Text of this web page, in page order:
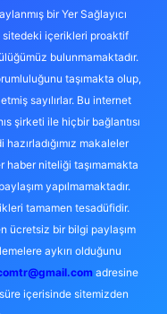
bir Yer Sağlayıcı
sitedeki içerikleri proaktif
bulunmamaktadır.
taşımakta olup,
sayılırlar. Bu internet
şirketi ile hiçbir bağlantısı
makaleler
haber niteliği taşımamakta
yapılmamaktadır.
tamamen tesadüfidir.
ücretsiz bir bilgi paylaşım
aykırı olduğunu
adresine
içerisinde sitemizden